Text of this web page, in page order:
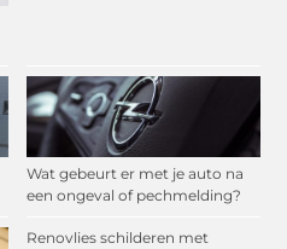
Wat gebeurt er met je auto na
een ongeval of pechmelding?
Renovlies schilderen met